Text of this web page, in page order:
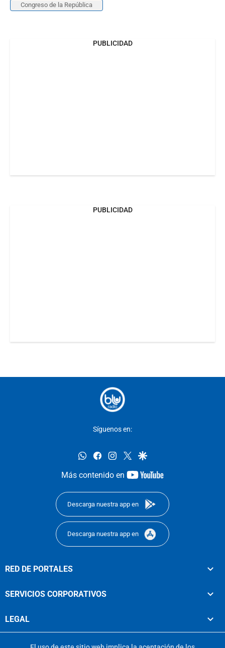
Congreso de la República
PUBLICIDAD
PUBLICIDAD
Síguenos en:
whatsappfacebookinstagram
twittergoogle
Más contenido en
youtube-
Descarga nuestra app en
Descarga nuestra app en
RED DE PORTALES
SERVICIOS CORPORATIVOS
LEGAL